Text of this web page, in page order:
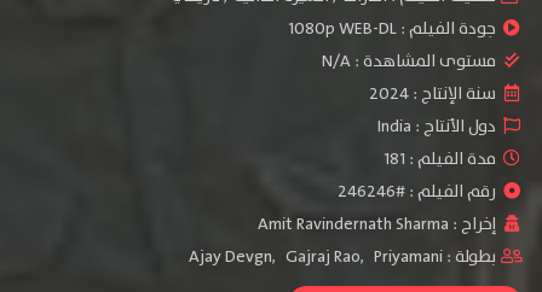
جودة الفيلم :1080p WEB-DL
مستوى المشاهدة :N/A
سنة الإنتاج :2024
دول الأنتاج : India
مدة الفيلم : 181
رقم الفيلم : #246246
إخراج : Amit Ravindernath Sharma
بطولة :
Ajay Devgn, Gajraj Rao, Priyamani